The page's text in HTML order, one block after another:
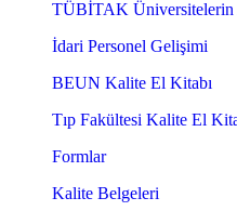
TÜBİTAK Üniversitelerin
İdari Personel Gelişimi
BEUN Kalite El Kitabı
Tıp Fakültesi Kalite El
Formlar
Kalite Belgeleri